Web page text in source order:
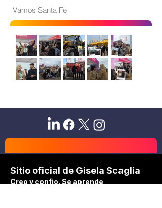
Vamos Santa Fe
Sitio oficial de Gisela Scaglia
Creo y confío. Se aprende